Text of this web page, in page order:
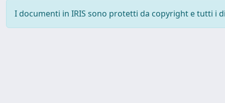
I documenti in IRIS sono protetti da copyright e tutti i